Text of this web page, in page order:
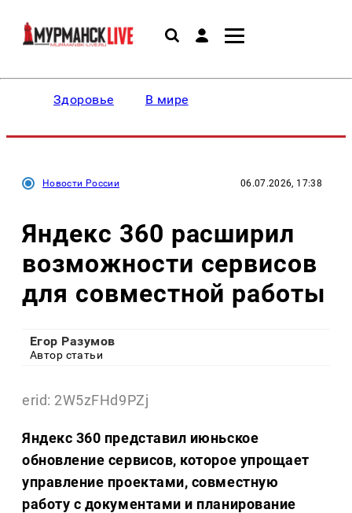
Здоровье В мире
Новости России 06.07.2026, 17:38
Яндекс 360 расширил
возможности сервисов
для совместной работы
Егор Разумов
Автор статьи
erid: 2W5zFHd9PZj
Яндекс 360 представил июньское
обновление сервисов, которое упрощает
управление проектами, совместную
работу с документами и планирование